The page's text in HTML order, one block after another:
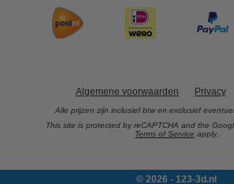
Algemene voorwaarden Privacy
Alle prijzen zijn inclusief btw en exclusief
This site is protected by reCAPTCHA and the
Terms of Service apply.
© 2026 - 123-3d.nl